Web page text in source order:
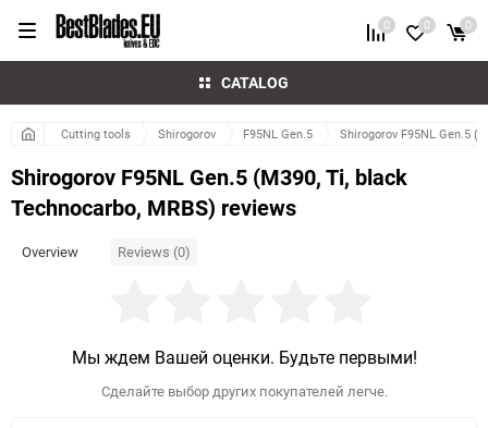
CATALOG
0 0 0
Cutting tools Shirogorov F95NL Gen.5 Shirogorov F95NL Gen.5
Shirogorov F95NL Gen.5 (M390, Ti, black
Technocarbo, MRBS) reviews
Overview Reviews (0)
Мы ждем Вашей оценки. Будьте первыми!
Сделайте выбор других покупателей легче.